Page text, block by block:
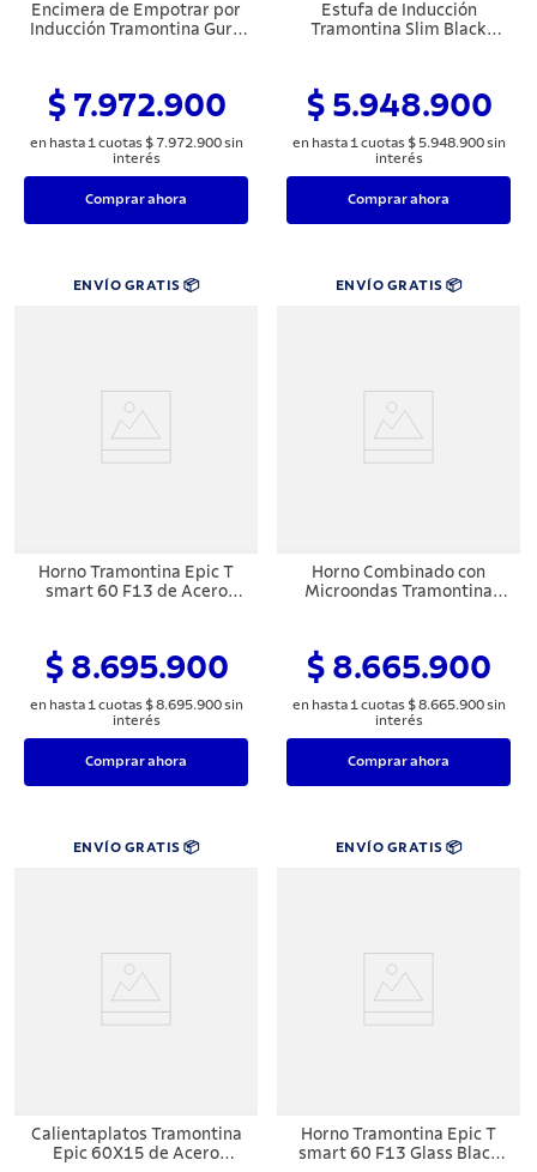
Encimera de Empotrar por
Inducción Tramontina Guru
$ 7.972.900
en hasta 1 cuotas $ 7.972.900sin
interés
Comprar ahora
Estufa de Inducción
Tramontina Slim Black
$ 5.948.900
en hasta 1 cuotas $ 5.948.900sin
interés
Comprar ahora
ENVÍO GRATIS 📦
Horno Tramontina Epic T
smart 60 F13 de Acero
$ 8.695.900
en hasta 1 cuotas $ 8.695.900sin
interés
Comprar ahora
ENVÍO GRATIS 📦
Horno Combinado con
Microondas Tramontina
$ 8.665.900
en hasta 1 cuotas $ 8.665.900sin
interés
Comprar ahora
ENVÍO GRATIS 📦
Calientaplatos Tramontina
Epic 60X15 de Acero
ENVÍO GRATIS 📦
Horno Tramontina Epic T
smart 60 F13 Glass Black